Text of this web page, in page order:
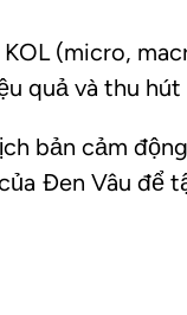
(micro,
quả và thu hút
bản cảm
Đen Vâu để